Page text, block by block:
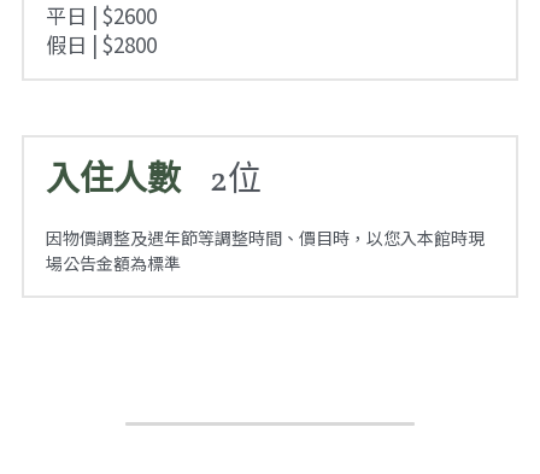
平日 | $2600
假日 | $2800
入住人數
   2位
因物價調整及遇年節等調整時間、價目時，以您入本館時現
場公告金額為標準